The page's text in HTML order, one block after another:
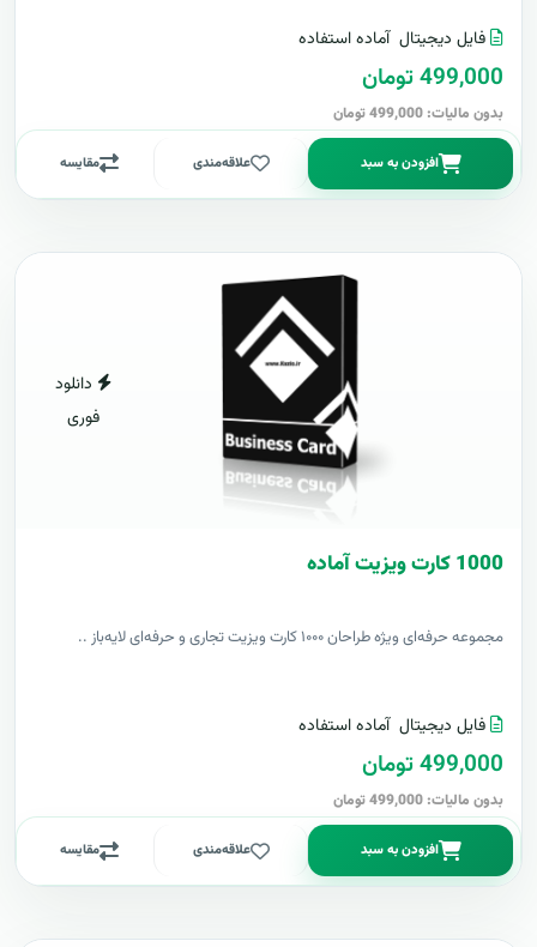
فایل دیجیتال آماده استفاده
499,000 تومان
بدون مالیات: 499,000 تومان
افزودن به سبد علاقه‌مندی مقایسه
دانلود
فوری
1000 کارت ويزيت آماده
مجموعه حرفه‌ای ویژه طراحان ۱۰۰۰ کارت ویزیت تجاری و حرفه‌ای لایه‌باز ..
فایل دیجیتال آماده استفاده
499,000 تومان
بدون مالیات: 499,000 تومان
افزودن به سبد علاقه‌مندی مقایسه